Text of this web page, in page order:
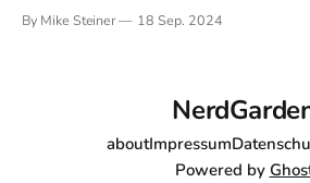
zu sein, daher will das wirklich gut
By Mike Steiner 18 Sep. 2024
aboutImpressum
Powered by